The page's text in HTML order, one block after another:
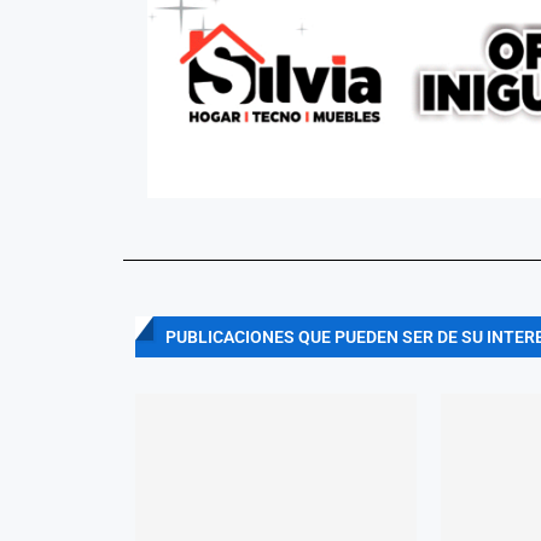
PUBLICACIONES QUE PUEDEN SER DE SU